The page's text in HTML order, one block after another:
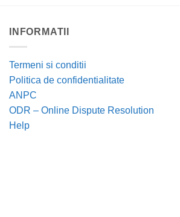
INFORMATII
Termeni si conditii
Politica de confidentialitate
ANPC
ODR – Online Dispute Resolution
Help